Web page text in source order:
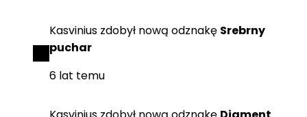
Kasvinius zdobył nową odznakę Srebrny
puchar
6 lat temu